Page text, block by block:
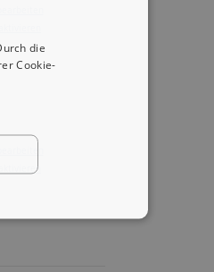
die
Cookie-